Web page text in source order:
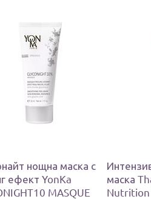
нощна маска с
ефект YonKa
MASQUE
маска